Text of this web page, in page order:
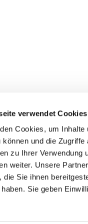
verwendet Cookies
Cookies, um
können und die
zu Ihrer Verwendung
weiter. Unsere
die Sie ihnen
Sie geben
The Club
Structur
SV magazine
Local groups